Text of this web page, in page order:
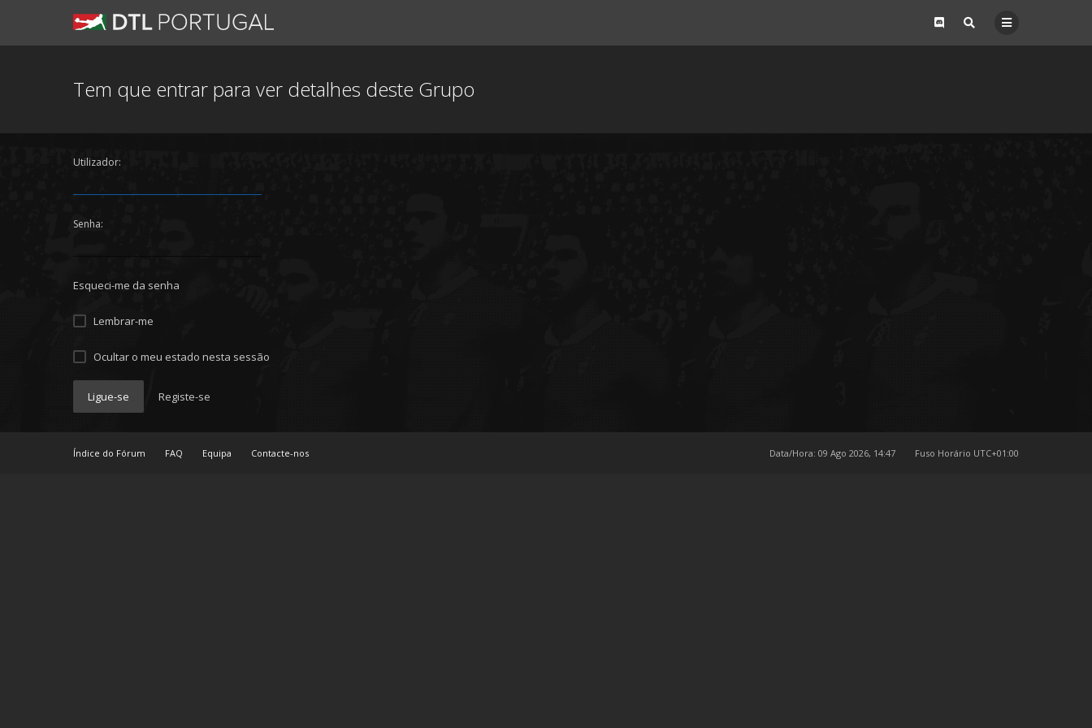
Tem que entrar para ver detalhes deste Grupo
Utilizador:
Senha:
Esqueci-me da senha
Lembrar-me
Ocultar o meu estado nesta sessão
Ligue-se Registe-se
Índice do Fórum FAQ Equipa Contacte-nos Fuso Horário UTC+01:00
Data/Hora: 09 Ago 2026, 14:47